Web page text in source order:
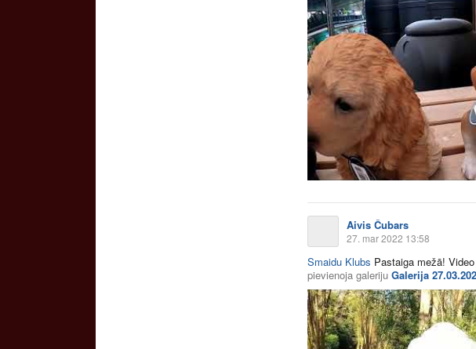
Aivis Čubars
27. mar 2022 13:58
Smaidu Klubs Pastaiga mežā!
pievienoja galeriju Galerija